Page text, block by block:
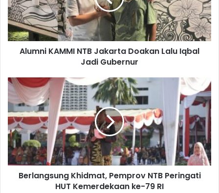
Alumni KAMMI NTB Jakarta Doakan Lalu Iqbal
Jadi Gubernur
Berlangsung Khidmat, Pemprov NTB Peringati
HUT Kemerdekaan ke-79 RI